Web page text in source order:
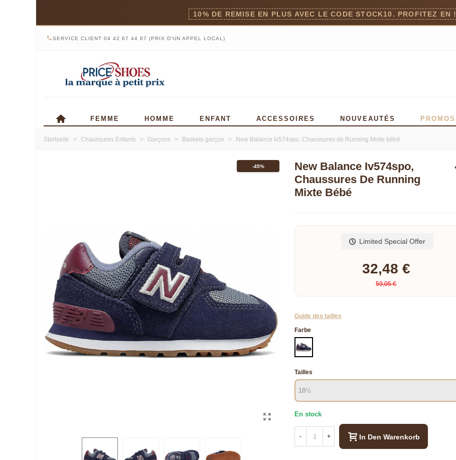
10% DE REMISE EN PLUS AVEC LE CODE STOCK10. PROFITEZ EN !
SERVICE CLIENT 04 42 67 44 87 (PRIX D'UN APPEL LOCAL)
FEMME HOMME ENFANT ACCESSOIRES NOUVEAUTÉS PROMOS
Startseite > Chaussures Enfants > Garçons > Baskets garçon > New Balance Iv574spo, Chaussures de Running Mixte bébé
-45%
New Balance Iv574spo,
Chaussures De Running
Mixte Bébé
de surface: Firm Ground Fermeture: Scratch
Limited Special Offer
32,48 €
59,05 €
Guide des tailles
Farbe
MARINE
Tailles
En stock
- + In Den Warenkorb